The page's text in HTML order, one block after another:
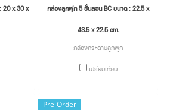
20 x 30 x กล่องลูกฟูก 5 ชั้นลอน BC ขนาด : 22.5 x
43.5 x 22.5 cm.
กล่องกระดาษลูกฟูก
เปรียบเทียบ
Pre-Order